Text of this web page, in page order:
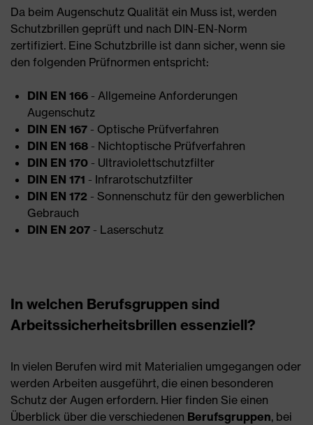
Da beim Augenschutz Qualität ein Muss ist, werden
Schutzbrillen geprüft und nach DIN-EN-Norm
zertifiziert. Eine Schutzbrille ist dann sicher, wenn sie
den folgenden Prüfnormen entspricht:
DIN EN 166 - Allgemeine Anforderungen
Augenschutz
DIN EN 167 - Optische Prüfverfahren
DIN EN 168 - Nichtoptische Prüfverfahren
DIN EN 170 - Ultraviolettschutzfilter
DIN EN 171 - Infrarotschutzfilter
DIN EN 172 - Sonnenschutz für den gewerblichen
Gebrauch
DIN EN 207 - Laserschutz
In welchen Berufsgruppen sind
Arbeitssicherheitsbrillen essenziell?
In vielen Berufen wird mit Materialien umgegangen oder
werden Arbeiten ausgeführt, die einen besonderen
Schutz der Augen erfordern. Hier finden Sie einen
Überblick über die verschiedenen Berufsgruppen, bei